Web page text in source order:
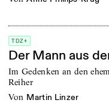
TDZ+
Der Mann aus
Im Gedenken an den
Reiher
von Martin Linzer